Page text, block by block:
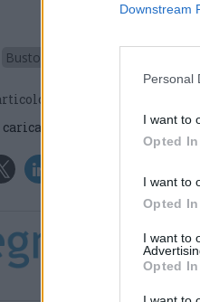
Downstream
Personal
I want to
Opted In
I want to
Opted In
I want to
Opted In
Busto Garolfo
carica dei 500 a Busto Garolfo